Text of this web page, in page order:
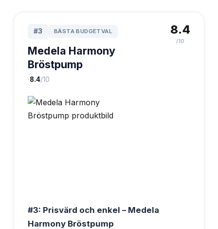
#3 BÄSTA BUDGETVAL
Medela Harmony
Bröstpump
·8.4/10
8.4
/10
#3: Prisvärd och enkel – Medela
Harmony Bröstpump